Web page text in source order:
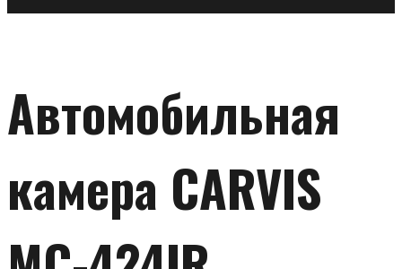
Автомобильная
камера CARVIS